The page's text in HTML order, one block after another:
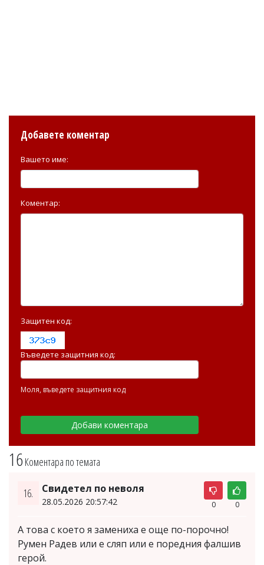
16Коментара по темата
16. Свидетел по неволя
28.05.2026 20:57:42 0 0
А това с което я замениха е още по-порочно!
Румен Радев или е сляп или е поредния фалшив
герой.
Добавете коментар
Вашето име:
Коментар:
Защитен код:
Въведете защитния код:
Моля, въведете защитния код